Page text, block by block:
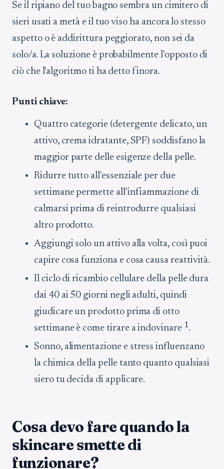
Se il ripiano del tuo bagno sembra un cimitero di
sieri usati a metà e il tuo viso ha ancora lo stesso
aspetto o è addirittura peggiorato, non sei da
solo/a. La soluzione è probabilmente l'opposto di
ciò che l'algoritmo ti ha detto finora.
Punti chiave:
Quattro categorie (detergente delicato, un
attivo, crema idratante, SPF) soddisfano la
maggior parte delle esigenze della pelle.
Ridurre tutto all'essenziale per due
settimane permette all'infiammazione di
calmarsi prima di reintrodurre qualsiasi
altro prodotto.
Aggiungi solo un attivo alla volta, così puoi
capire cosa funziona e cosa causa reattività.
Il ciclo di ricambio cellulare della pelle dura
dai 40 ai 50 giorni negli adulti, quindi
giudicare un prodotto prima di otto
settimane è come tirare a indovinare 1.
Sonno, alimentazione e stress influenzano
la chimica della pelle tanto quanto qualsiasi
siero tu decida di applicare.
Cosa devo fare quando la
skincare smette di
funzionare?